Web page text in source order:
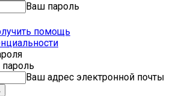
Ваш пароль
помощь
пароль
Ваш адрес электронной почты